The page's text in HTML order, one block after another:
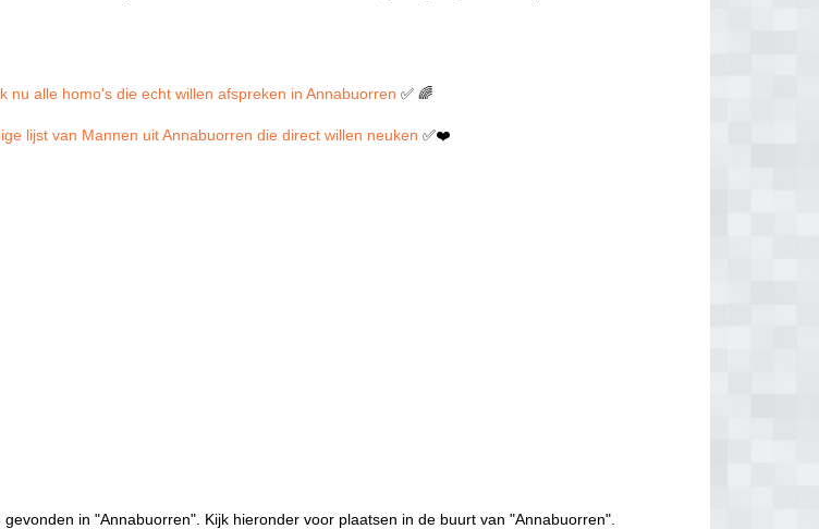
nu alle homo's die echt willen afspreken in Annabuorren ✅ 🌈
lijst van Mannen uit Annabuorren die direct willen neuken✅❤️
gevonden in "Annabuorren". Kijk hieronder voor plaatsen in de buurt van "Annabuorren".